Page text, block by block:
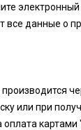
все данные о
или при
картами